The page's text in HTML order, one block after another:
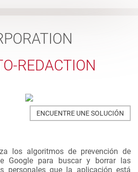
REDACTION
ENCUENTRE UNE SOLUCIÓN
los algoritmos de prevención de
Google para buscar y borrar las
personales que la aplicación está